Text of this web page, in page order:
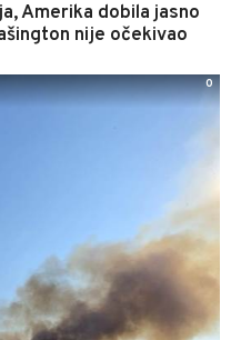
Amerika dobila jasno
nije očekivao
0